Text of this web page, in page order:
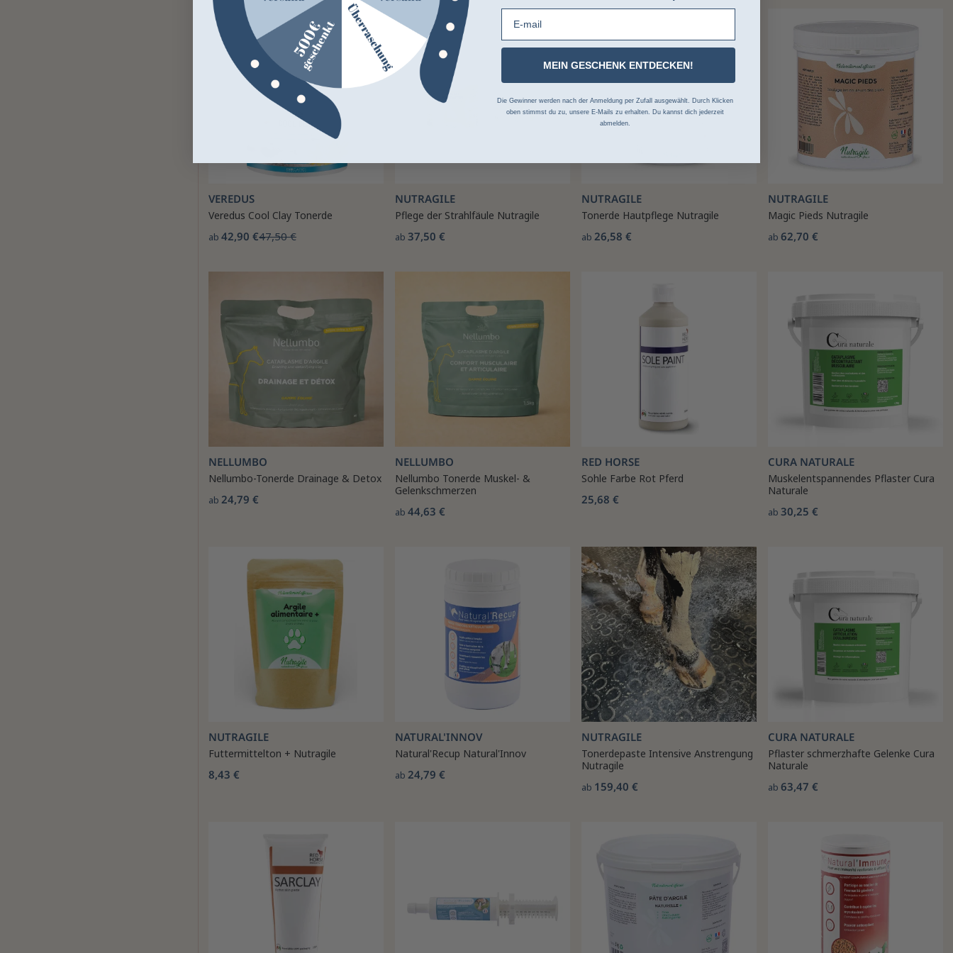
-10%
VEREDUS
Veredus Cool Clay Tonerde
ab 42,90 €47,50 €
NUTRAGILE
Pflege der Strahlfäule Nutragile
ab 37,50 €
NUTRAGILE
Tonerde Hautpflege Nutragile
ab 26,58 €
NUTRAGILE
Magic Pieds Nutragile
ab 62,70 €
NELLUMBO
Nellumbo-Tonerde Drainage & Detox
ab 24,79 €
NELLUMBO
Nellumbo Tonerde Muskel- &
Gelenkschmerzen
ab 44,63 €
RED HORSE
Sohle Farbe Rot Pferd
25,68 €
CURA NATURALE
Muskelentspannendes Pflaster Cura
Naturale
ab 30,25 €
NUTRAGILE
Futtermittelton + Nutragile
8,43 €
NATURAL'INNOV
Natural'Recup Natural'Innov
ab 24,79 €
NUTRAGILE
Tonerdepaste Intensive Anstrengung
Nutragile
ab 159,40 €
CURA NATURALE
Pflaster schmerzhafte Gelenke Cura
Naturale
ab 63,47 €
MEIN GESCHENK ENTDECKEN!
Die Gewinner werden nach der Anmeldung per Zufall ausgewählt. Durch Klicken
oben stimmst du zu, unsere E-Mails zu erhalten. Du kannst dich jederzeit
abmelden.